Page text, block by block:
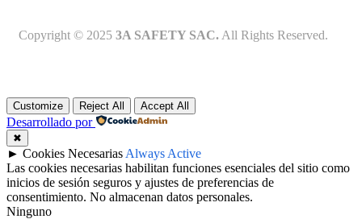
Copyright © 2025 3A SAFETY SAC. All Rights Reserved.
Customize Reject All Accept All
Desarrollado por
✖
► Cookies Necesarias Always Active
Las cookies necesarias habilitan funciones esenciales del sitio como
inicios de sesión seguros y ajustes de preferencias de
consentimiento. No almacenan datos personales.
Ninguno